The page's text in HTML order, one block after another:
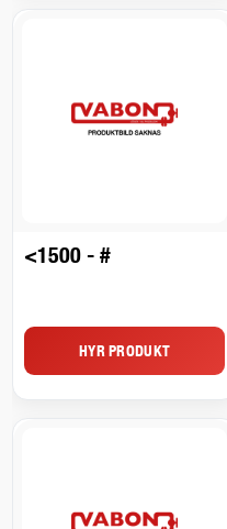
<1500 - #
HYR PRODUKT